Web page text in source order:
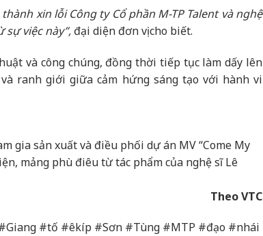
xin lỗi Công ty Cổ phần M-TP Talent và nghệ
sự việc này”, đại diện đơn vị cho biết.
và công chúng, đồng thời tiếp tục làm dấy lên
ranh giới giữa cảm hứng sáng tạo với hành vi
gia sản xuất và điều phối dự án MV “Come My
mảng phù điêu từ tác phẩm của nghệ sĩ Lê
Theo VTC
#tố #êkíp #Sơn #Tùng #MTP #đạo #nhái